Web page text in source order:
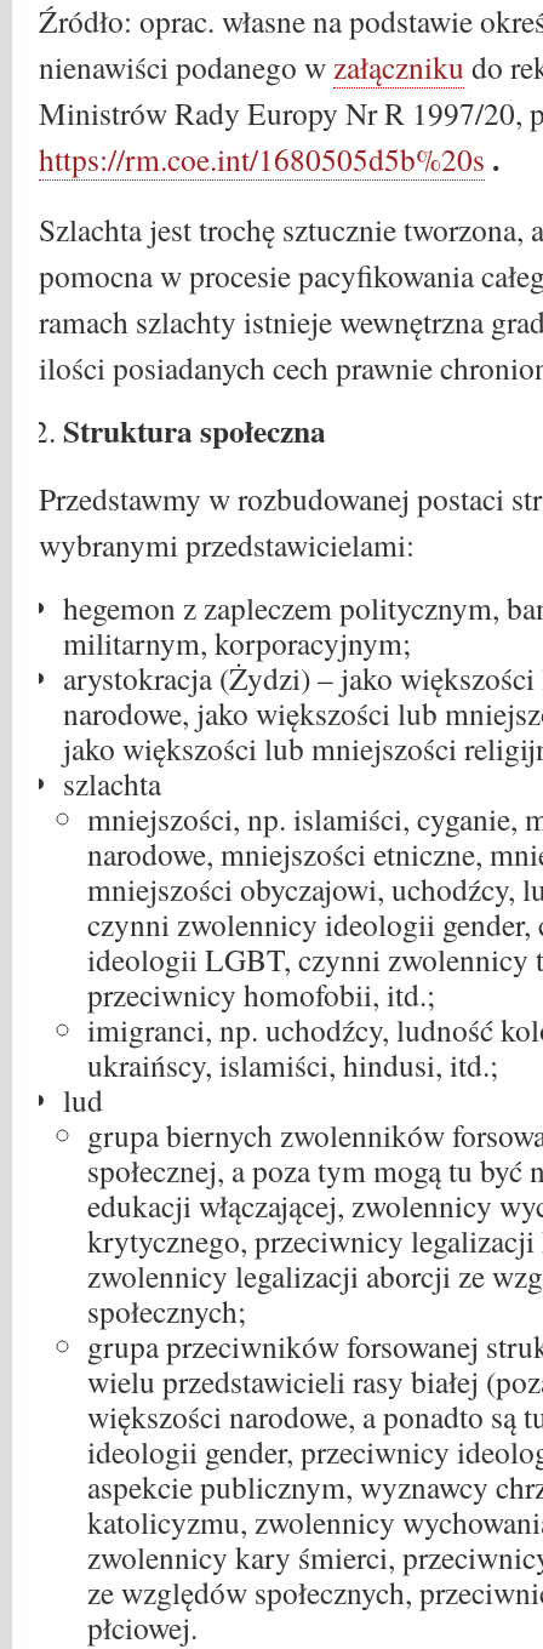
Źródło: oprac. własne na podstawie
nienawiści podanego wzałączniku do
Ministrów Rady Europy Nr R 1997/20,
https://rm.coe.int/1680505d5b%20s .
Szlachta jest trochę sztucznie tworzona,
pomocna w procesie pacyfikowania
ramach szlachty istnieje wewnętrzna
ilości posiadanych cech prawnie
Struktura społeczna
Przedstawmy w rozbudowanej postaci
wybranymi przedstawicielami:
hegemon z zapleczem politycznym,
militarnym, korporacyjnym;
arystokracja (Żydzi) – jako
narodowe, jako większości lub
jako większości lub mniejszości
szlachta
mniejszości, np. islamiści, cyganie,
narodowe, mniejszości etniczne,
mniejszości obyczajowi, uchodźcy,
czynni zwolennicy ideologii
ideologii LGBT, czynni zwolennicy
przeciwnicy homofobii, itd.;
imigranci, np. uchodźcy, ludność
ukraińscy, islamiści, hindusi, itd.;
lud
grupa biernych zwolenników
społecznej, a poza tym mogą tu być
edukacji włączającej, zwolennicy
krytycznego, przeciwnicy
zwolennicy legalizacji aborcji ze
społecznych;
grupa przeciwników forsowanej
wielu przedstawicieli rasy białej
większości narodowe, a ponadto są
ideologii gender, przeciwnicy
aspekcie publicznym, wyznawcy
katolicyzmu, zwolennicy
zwolennicy kary śmierci,
ze względów społecznych,
płciowej.